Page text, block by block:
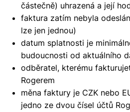
částečně) uhrazená a její
faktura zatím nebyla
lze jen jednou)
datum splatnosti je
budoucnosti od aktuálního
odběratel, kterému
Rogerem
měna faktury je CZK nebo
jedno ze dvou čísel účtů